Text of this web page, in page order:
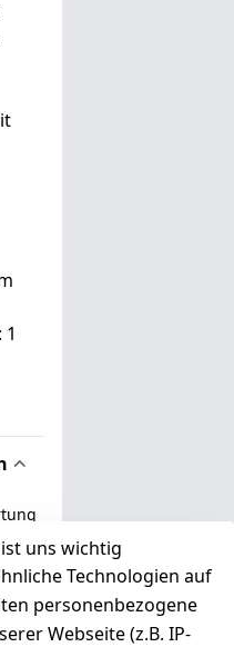
0 uns wichtig
Technologien auf
personenbezogene
Webseite (z.B. IP-